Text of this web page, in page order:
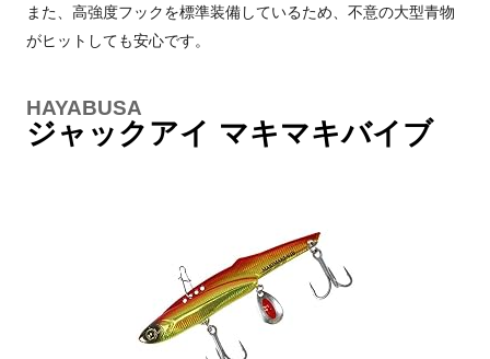
また、高強度フックを標準装備しているため、不意の大型青物
がヒットしても安心です。
HAYABUSA
ジャックアイ マキマキバイブ